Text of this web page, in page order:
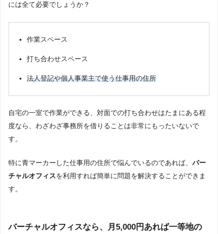
には全て必要でしょうか？
作業スペース
打ち合わせスペース
法人登記や個人事業主で使う仕事用の住所
自宅の一室で作業ができる、対面での打ち合わせはたまにある程
度なら、わざわざ事務所を借りることは非常にもったいないで
す。
特に青マーカーした仕事用の住所で悩んでいるのであれば、 バー
チャルオフィスを利用すれば簡単に問題を解決することができま
す。
バーチャルオフィスなら、月5,000円あれば一等地の